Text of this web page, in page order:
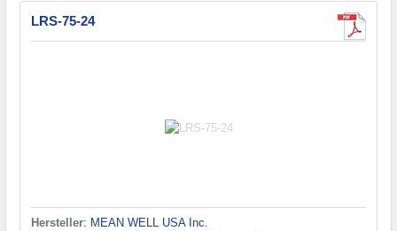
LRS-75-24
Hersteller: MEAN WELL USA Inc.